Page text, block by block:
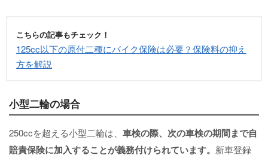
こちらの記事もチェック！
125cc以下の原付二種にバイク保険は必要？保険料の抑え
方を解説
小型二輪の場合
250ccを超える小型二輪は、 車検の際、次の車検の期間まで自
賠責保険に加入することが義務付けられています。 新車登録